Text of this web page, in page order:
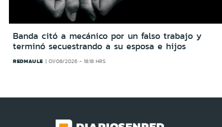
Banda citó a mecánico por un falso trabajo y
terminó secuestrando a su esposa e hijos
REDMAULE 01/08/2026 - 18:18 HRS